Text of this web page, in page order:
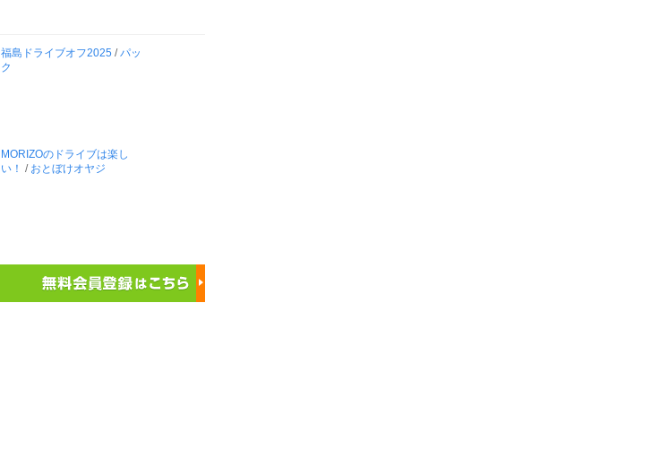
福島ドライブオフ2025 /パッ
ク
MORIZOのドライブは楽し
い！ / おとぼけオヤジ